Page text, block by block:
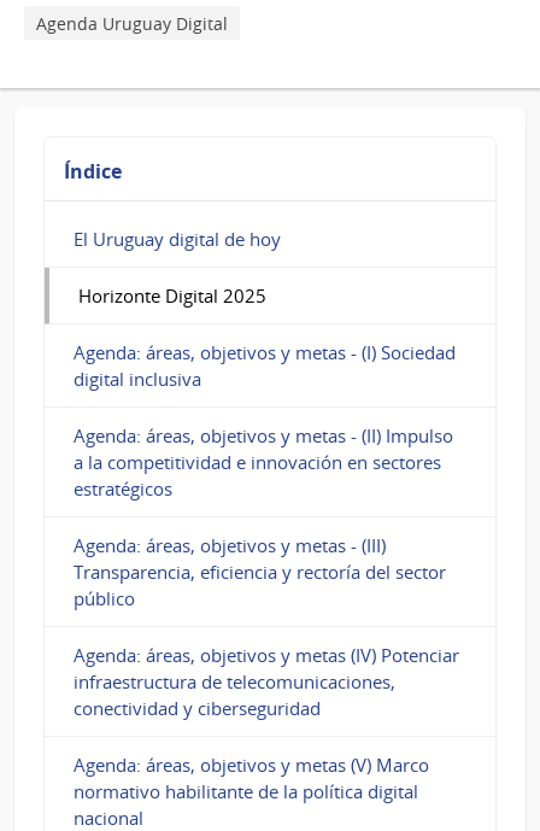
Agenda Uruguay Digital
Índice
El Uruguay digital de hoy
Horizonte Digital 2025
Agenda: áreas, objetivos y metas - (I) Sociedad
digital inclusiva
Agenda: áreas, objetivos y metas - (II) Impulso
a la competitividad e innovación en sectores
estratégicos
Agenda: áreas, objetivos y metas - (III)
Transparencia, eficiencia y rectoría del sector
público
Agenda: áreas, objetivos y metas (IV) Potenciar
infraestructura de telecomunicaciones,
conectividad y ciberseguridad
Agenda: áreas, objetivos y metas (V) Marco
normativo habilitante de la política digital
nacional